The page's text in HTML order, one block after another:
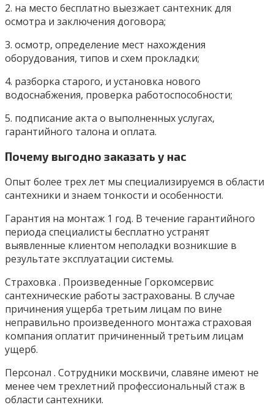
2. на место бесплатно выезжает сантехник для
осмотра и заключения договора;
3. осмотр, определение мест нахождения
оборудования, типов и схем прокладки;
4. разборка старого, и установка нового
водоснабжения, проверка работоспособности;
5. подписание акта о выполненных услугах,
гарантийного талона и оплата.
Почему выгодно заказать у нас
Опыт более трех лет мы специализируемся в области
сантехники и знаем тонкости и особенности.
Гарантия на монтаж 1 год. В течение гарантийного
периода специалисты бесплатно устранят
выявленные клиентом неполадки возникшие в
результате эксплуатации системы.
Страховка . Произведенные Горкомсервис
сантехнические работы застрахованы. В случае
причинения ущерба третьим лицам по вине
неправильно произведенного монтажа страховая
компания оплатит причиненный третьим лицам
ущерб.
Персонал . Сотрудники москвичи, славяне имеют не
менее чем трехлетний профессиональный стаж в
области сантехники.